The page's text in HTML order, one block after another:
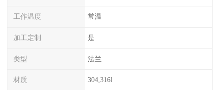
工作温度 常温
加工定制 是
类型 法兰
材质 304,316l